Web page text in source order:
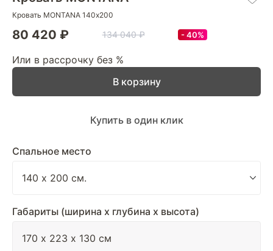
Кровать MONTANA 140х200
80 420 ₽ 134 040 ₽ 40%
Или в рассрочку без %
Спальное место
Габариты (ширина х глубина х высота)
В корзину
Купить в один клик